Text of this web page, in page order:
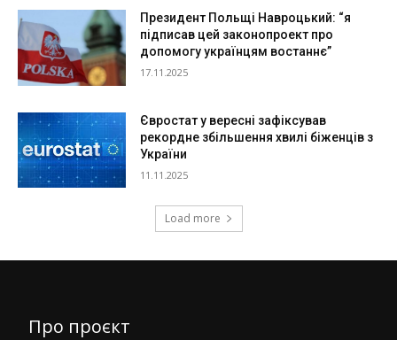
Президент Польщі Навроцький: “я
підписав цей законопроект про
допомогу українцям востаннє”
17.11.2025
Євростат у вересні зафіксував
рекордне збільшення хвилі біженців з
України
11.11.2025
Load more
Про проєкт